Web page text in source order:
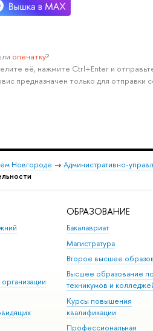
опечатку?
её, нажмите Ctrl+Enter и
предназначен только для отправки
Новгороде → Административно-
ОБРАЗОВАНИЕ
Бакалавриат
Магистратура
Второе высшее
Высшее образование
техникумов и
Курсы повышения
квалификации
Профессиональная